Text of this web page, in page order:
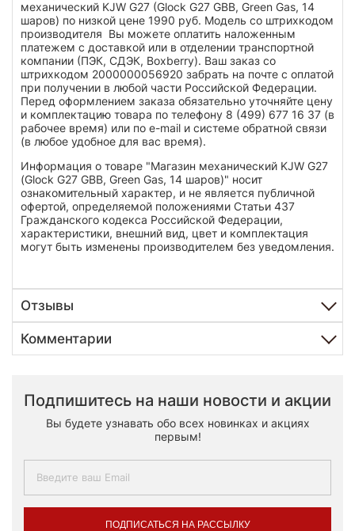
механический KJW G27 (Glock G27 GBB, Green Gas, 14
шаров) по низкой цене 1990 руб. Модель со штрихкодом
производителя Вы можете оплатить наложенным
платежем с доставкой или в отделении транспортной
компании (ПЭК, СДЭК, Boxberry). Ваш заказ со
штрихкодом 2000000056920 забрать на почте с оплатой
при получении в любой части Российской Федерации.
Перед оформлением заказа обязательно уточняйте цену
и комплектацию товара по телефону 8 (499) 677 16 37 (в
рабочее время) или по e-mail и системе обратной связи
(в любое удобное для вас время).
Информация о товаре "Магазин механический KJW G27
(Glock G27 GBB, Green Gas, 14 шаров)" носит
ознакомительный характер, и не является публичной
офертой, определяемой положениями Статьи 437
Гражданского кодекса Российской Федерации,
характеристики, внешний вид, цвет и комплектация
могут быть изменены производителем без уведомления.
Отзывы
Комментарии
Подпишитесь на наши новости и акции
Вы будете узнавать обо всех новинках и акциях
первым!
ПОДПИСАТЬСЯ НА РАССЫЛКУ